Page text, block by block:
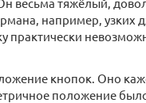
например, узких
практически
кнопок. Оно
положение